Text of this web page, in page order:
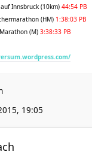
Innsbruck (10km) 44:54 PB
(HM) 1:38:03 PB
(M) 3:38:33 PB
19:05